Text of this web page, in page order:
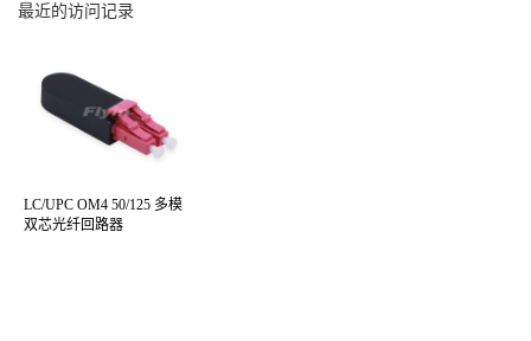
最近的访问记录
LC/UPC OM4 50/125 多模
双芯光纤回路器